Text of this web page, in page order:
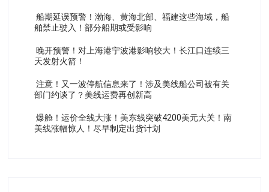
船期延误预警！渤海、黄海北部、福建这些海域，船
舶禁止驶入！部分船期或受影响
晚开预警！对上海港宁波港影响较大！长江口连续三
天发射火箭！
注意！又一波停航信息来了！涉及美线船公司被有关
部门约谈了？美线运费再创新高
爆舱！运价全线大涨！美东线突破4200美元大关！南
美线涨幅惊人！尽早制定出货计划